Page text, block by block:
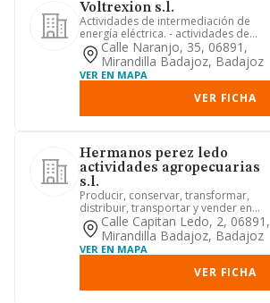
Voltrexion s.l.
Actividades de intermediación de
energía eléctrica. - actividades de
servicios de intermediación pa...
Calle Naranjo, 35, 06891,
Mirandilla Badajoz, Badajoz
VER EN MAPA
VER FICHA
Hermanos perez ledo
actividades agropecuarias
s.l.
Producir, conservar, transformar,
distribuir, transportar y vender en
mercados interiores y exterio...
Calle Capitan Ledo, 2, 06891,
Mirandilla Badajoz, Badajoz
VER EN MAPA
VER FICHA